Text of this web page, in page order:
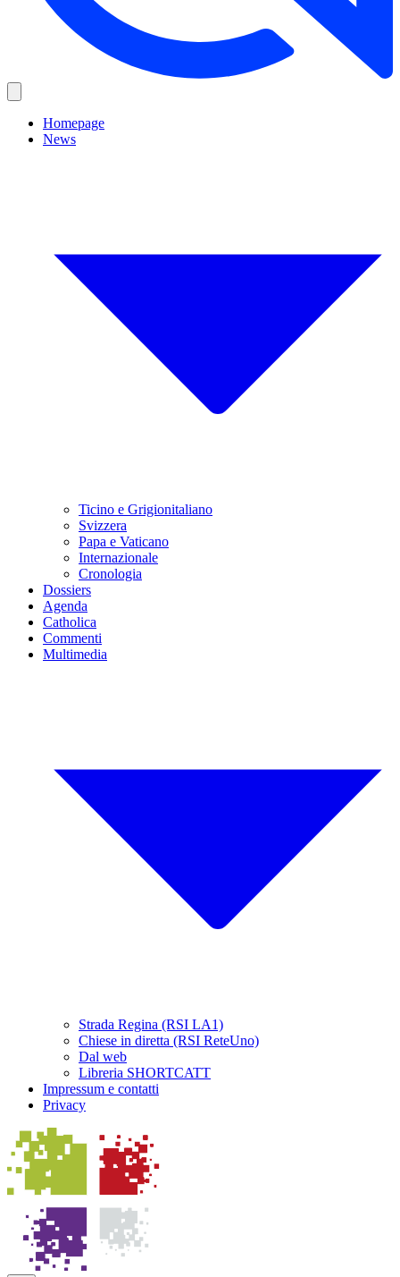
Homepage
News
Ticino e Grigionitaliano
Svizzera
Papa e Vaticano
Internazionale
Cronologia
Dossiers
Agenda
Catholica
Commenti
Multimedia
Strada Regina (RSI LA1)
Chiese in diretta (RSI ReteUno)
Dal web
Libreria SHORTCATT
Impressum e contatti
Privacy